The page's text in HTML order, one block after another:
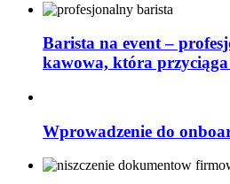
Barista na event –
kawowa, która przyciąga
Wprowadzenie do